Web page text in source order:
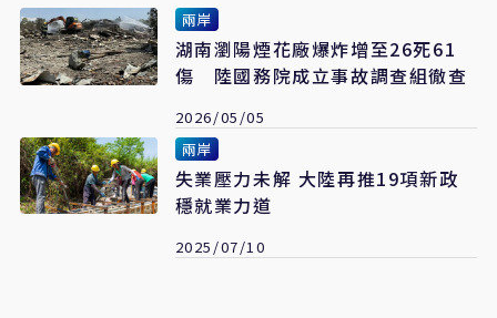
兩岸
湖南瀏陽煙花廠爆炸增至26死61
傷 陸國務院成立事故調查組徹查
2026/05/05
兩岸
失業壓力未解 大陸再推19項新政
穩就業力道
2025/07/10